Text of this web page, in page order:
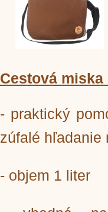
Cestová
- praktický
zúfalé hľadanie
- objem 1 liter